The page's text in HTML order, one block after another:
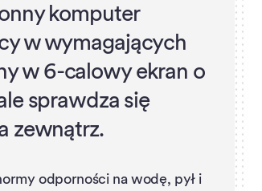
komputer
w wymagających
w 6-calowy ekran o
sprawdza się
zewnątrz.
odporności na wodę, pył i